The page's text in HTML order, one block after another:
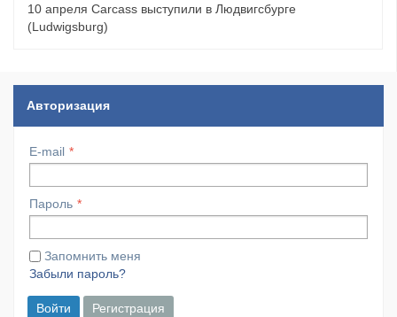
10 апреля Carcass выступили в Людвигсбурге
(Ludwigsburg)
Авторизация
E-mail
Пароль
Запомнить меня
Забыли пароль?
Войти Регистрация